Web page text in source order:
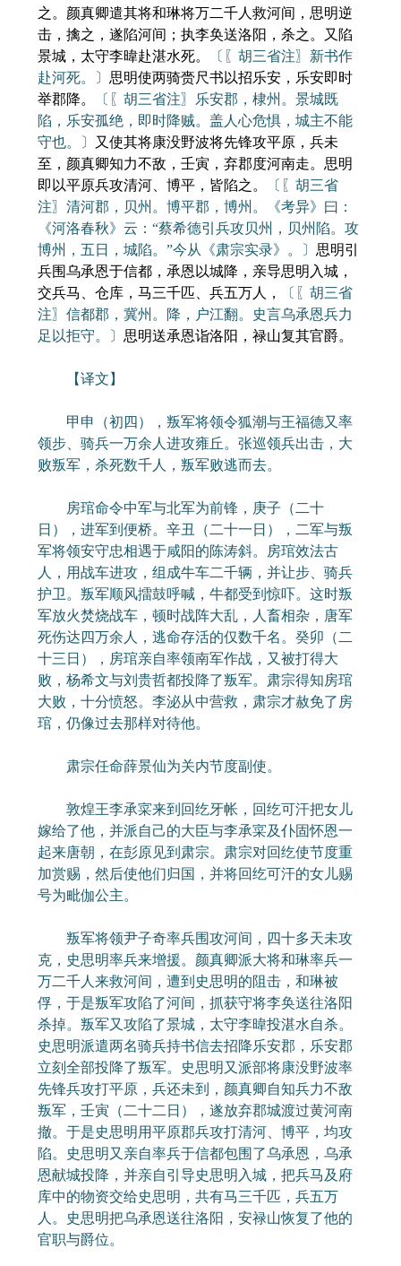
之。颜真卿遣其将和琳将万二千人救河间，思明逆
击，擒之，遂陷河间；执李奂送洛阳，杀之。又陷
景城，太守李暐赴湛水死。
〔〖胡三省注〗新书作
赴河死。〕 思明使两骑赍尺书以招乐安，乐安即时
举郡降。
〔〖胡三省注〗乐安郡，棣州。景城既
陷，乐安孤绝，即时降贼。盖人心危惧，城主不能
守也。〕
又使其将康没野波将先锋攻平原，兵未
至，颜真卿知力不敌，壬寅，弃郡度河南走。思明
即以平原兵攻清河、博平，皆陷之。
〔〖胡三省
注〗清河郡，贝州。博平郡，博州。《考异》曰：
《河洛春秋》云：“蔡希德引兵攻贝州，贝州陷。攻
博州，五日，城陷。”今从《肃宗实录》。〕 思明引
兵围乌承恩于信都，承恩以城降，亲导思明入城，
交兵马、仓库，马三千匹、兵五万人，
〔〖胡三省
注〗信都郡，冀州。降，户江翻。史言乌承恩兵力
足以拒守。〕 思明送承恩诣洛阳，禄山复其官爵。
【译文】
甲申（初四），叛军将领令狐潮与王福德又率
领步、骑兵一万余人进攻雍丘。张巡领兵出击，大
败叛军，杀死数千人，叛军败逃而去。
房琯命令中军与北军为前锋，庚子（二十
日），进军到便桥。辛丑（二十一日），二军与叛
军将领安守忠相遇于咸阳的陈涛斜。房琯效法古
人，用战车进攻，组成牛车二千辆，并让步、骑兵
护卫。叛军顺风擂鼓呼喊，牛都受到惊吓。这时叛
军放火焚烧战车，顿时战阵大乱，人畜相杂，唐军
死伤达四万余人，逃命存活的仅数千名。癸卯（二
十三日），房琯亲自率领南军作战，又被打得大
败，杨希文与刘贵哲都投降了叛军。肃宗得知房琯
大败，十分愤怒。李泌从中营救，肃宗才赦免了房
琯，仍像过去那样对待他。
肃宗任命薛景仙为关内节度副使。
敦煌王李承寀来到回纥牙帐，回纥可汗把女儿
嫁给了他，并派自己的大臣与李承寀及仆固怀恩一
起来唐朝，在彭原见到肃宗。肃宗对回纥使节度重
加赏赐，然后使他们归国，并将回纥可汗的女儿赐
号为毗伽公主。
叛军将领尹子奇率兵围攻河间，四十多天未攻
克，史思明率兵来增援。颜真卿派大将和琳率兵一
万二千人来救河间，遭到史思明的阻击，和琳被
俘，于是叛军攻陷了河间，抓获守将李奂送往洛阳
杀掉。叛军又攻陷了景城，太守李暐投湛水自杀。
史思明派遣两名骑兵持书信去招降乐安郡，乐安郡
立刻全部投降了叛军。史思明又派部将康没野波率
先锋兵攻打平原，兵还未到，颜真卿自知兵力不敌
叛军，壬寅（二十二日），遂放弃郡城渡过黄河南
撤。于是史思明用平原郡兵攻打清河、博平，均攻
陷。史思明又亲自率兵于信都包围了乌承恩，乌承
恩献城投降，并亲自引导史思明入城，把兵马及府
库中的物资交给史思明，共有马三千匹，兵五万
人。史思明把乌承恩送往洛阳，安禄山恢复了他的
官职与爵位。